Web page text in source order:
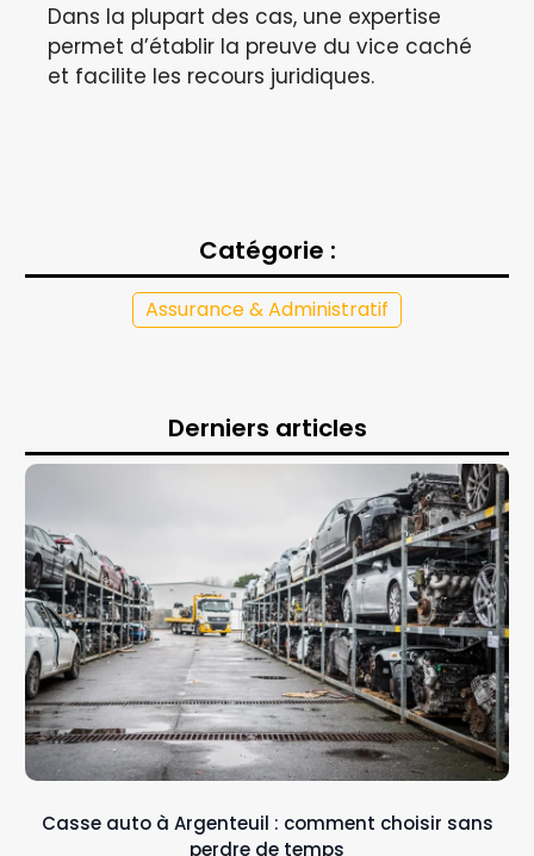
Dans la plupart des cas, une expertise
permet d’établir la preuve du vice caché
et facilite les recours juridiques.
Catégorie :
Assurance & Administratif
Derniers articles
Casse auto à Argenteuil : comment choisir sans
perdre de temps